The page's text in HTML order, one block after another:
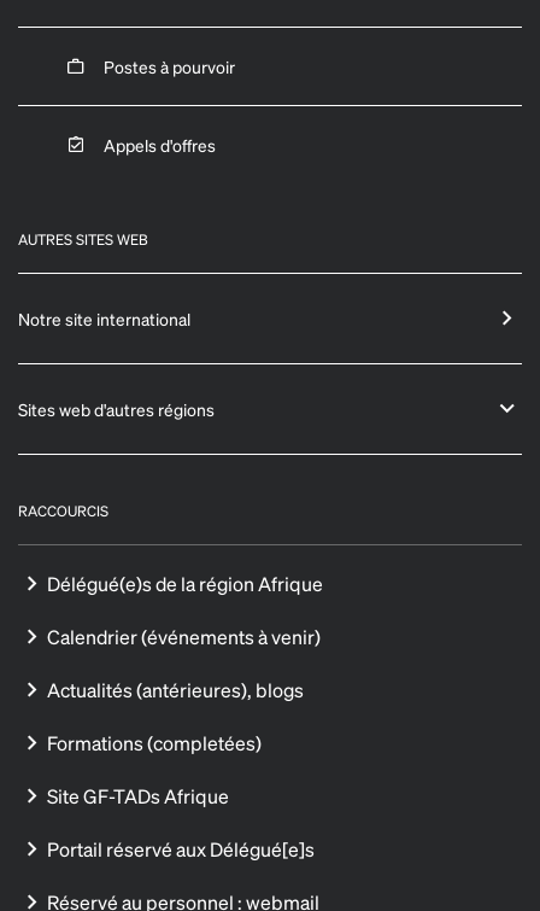
Postes à pourvoir
Appels d'offres
AUTRES SITES WEB
Notre site international
Sites web d'autres régions
RACCOURCIS
Délégué(e)s de la région Afrique
Calendrier (événements à venir)
Actualités (antérieures), blogs
Formations (completées)
Site GF-TADs Afrique
Portail réservé aux Délégué[e]s
Réservé au personnel : webmail